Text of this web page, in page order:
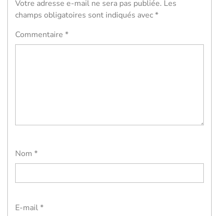
Votre adresse e-mail ne sera pas publiée. Les
champs obligatoires sont indiqués avec*
Commentaire *
Nom *
E-mail*